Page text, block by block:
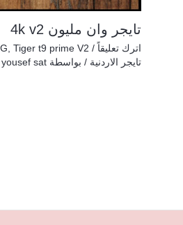
تايجر وان مليون 4k v2
اترك تعليقاً /
, Tiger t9 prime V2
تايجر الاردنية / بواسطة yousef sat